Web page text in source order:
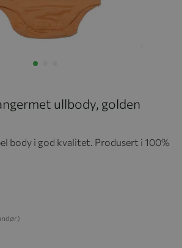
ullbody, golden
body i god kvalitet. Produsert i 100%